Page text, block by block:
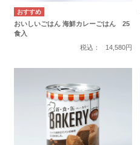
おいしいごはん 海鮮カレーごはん 25
食入
税込：
14,580円